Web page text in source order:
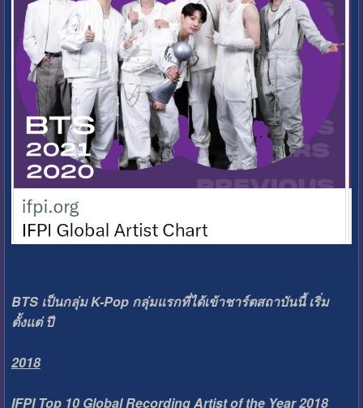
BTS เป็นกลุ่ม K-Pop กลุ่มแรกที่ได้เข้าชาร์ตสถาบันนี้ เริ่ม
ตั้งแต่ ปี
2018
IFPI Top 10 Global Recording Artist of the Year 2018